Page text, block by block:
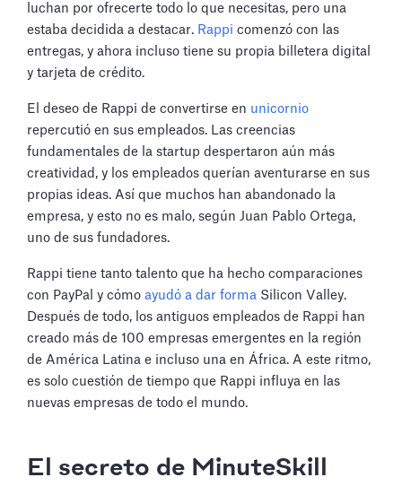
luchan por ofrecerte todo lo que necesitas, pero una
estaba decidida a destacar. Rappi comenzó con las
entregas, y ahora incluso tiene su propia billetera digital
y tarjeta de crédito.
El deseo de Rappi de convertirse en unicornio
repercutió en sus empleados. Las creencias
fundamentales de la startup despertaron aún más
creatividad, y los empleados querían aventurarse en sus
propias ideas. Así que muchos han abandonado la
empresa, y esto no es malo, según Juan Pablo Ortega,
uno de sus fundadores.
Rappi tiene tanto talento que ha hecho comparaciones
con PayPal y cómo ayudó a dar forma Silicon Valley.
Después de todo, los antiguos empleados de Rappi han
creado más de 100 empresas emergentes en la región
de América Latina e incluso una en África. A este ritmo,
es solo cuestión de tiempo que Rappi influya en las
nuevas empresas de todo el mundo.
El secreto de MinuteSkill